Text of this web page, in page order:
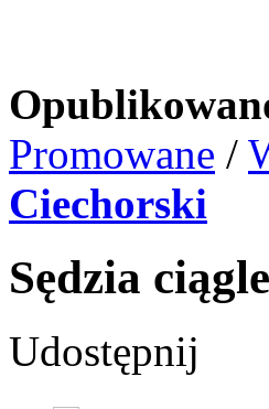
Promowane /
Ciechorski
Sędzia
Udostępnij